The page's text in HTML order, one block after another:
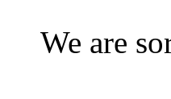
We are